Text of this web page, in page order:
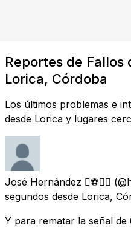
Reportes de Fallos
Lorica, Córdoba
Los últimos problemas e
desde Lorica y lugares
José Hernández ⚽️🏄‍♂️
segundos desde Lorica,
Y para rematar la señal de